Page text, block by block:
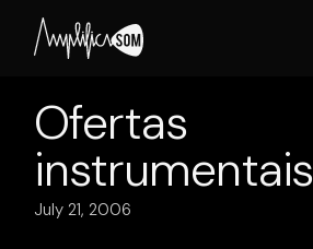
content
Ofertas
instrumentais
July 21, 2006